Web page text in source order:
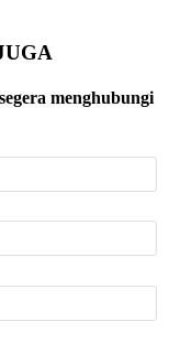
menghubungi